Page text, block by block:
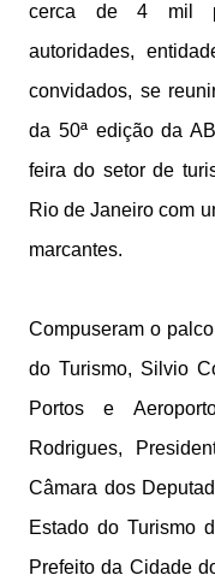
cerca de 4 mil
autoridades,
convidados, se
da 50ª edição da
feira do setor de
Rio de Janeiro com
marcantes.
Compuseram o
do Turismo, Silvio
Portos e
Rodrigues,
Câmara dos
Estado do Turismo
Prefeito da Cidade